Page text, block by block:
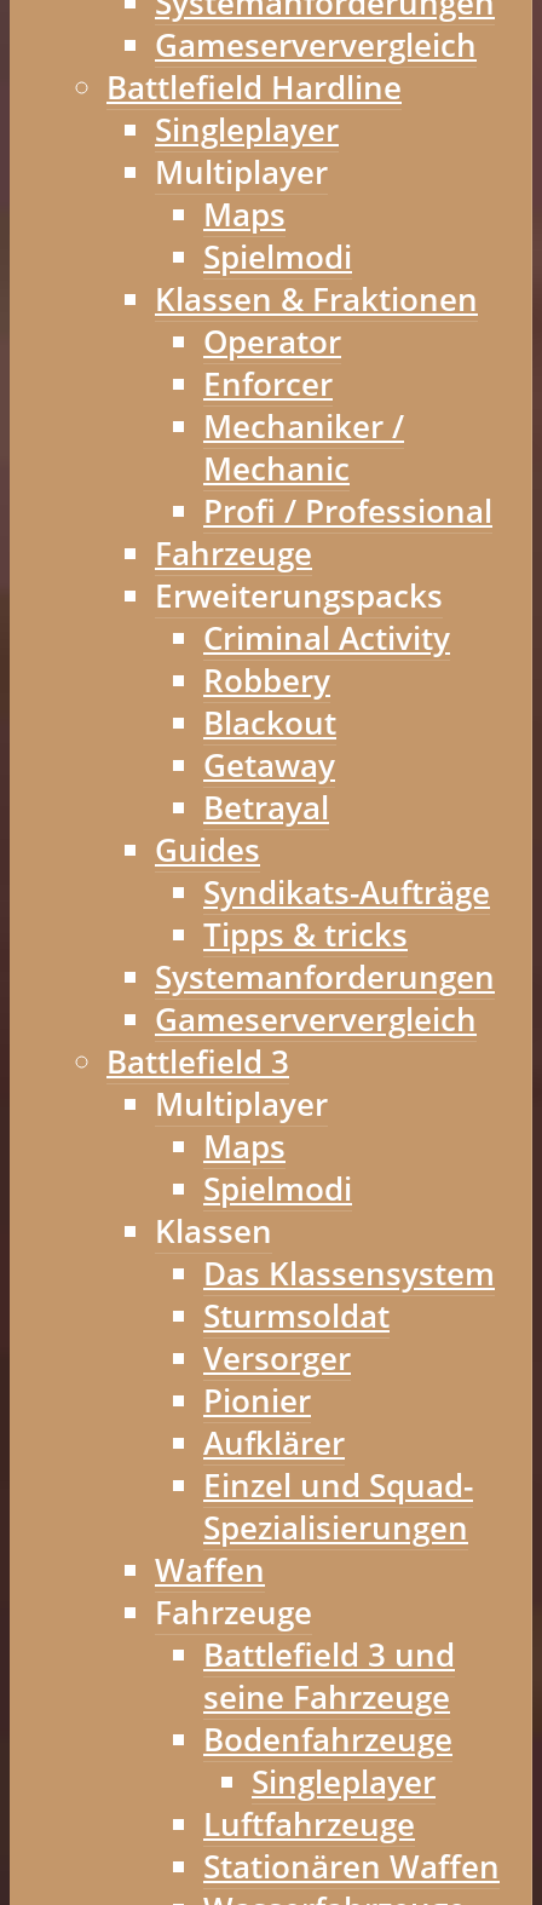
Gameserververgleich
Battlefield Hardline
Singleplayer
Multiplayer
Maps
Spielmodi
Klassen & Fraktionen
Operator
Enforcer
Mechaniker /
Mechanic
Profi / Professional
Fahrzeuge
Erweiterungspacks
Criminal Activity
Robbery
Blackout
Getaway
Betrayal
Guides
Syndikats-Aufträge
Tipps & tricks
Systemanforderungen
Gameserververgleich
Battlefield 3
Multiplayer
Maps
Spielmodi
Klassen
Das Klassensystem
Sturmsoldat
Versorger
Pionier
Aufklärer
Einzel und Squad-
Spezialisierungen
Waffen
Fahrzeuge
Battlefield 3 und
seine Fahrzeuge
Bodenfahrzeuge
Singleplayer
Luftfahrzeuge
Stationären Waffen